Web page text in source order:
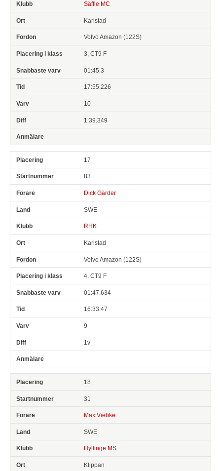
Säffle MC
Karlstad
Volvo Amazon (122S)
3, CT9 F
01:45.3
17:55.226
10
1:39.349
17
83
Dick Gärder
SWE
RHK
Karlstad
Volvo Amazon (122S)
4, CT9 F
01:47.634
16:33.47
9
1v
18
31
Max Viebke
SWE
Hyllinge MS
Klippan